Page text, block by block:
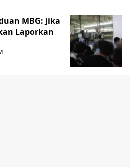
MBG: Jika
Laporkan